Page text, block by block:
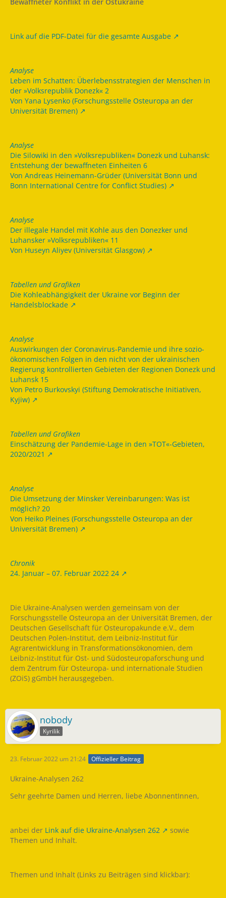
Link auf die PDF-Datei für die gesamte Ausgabe
Analyse
Leben im Schatten: Überlebensstrategien der Menschen in
der »Volksrepublik Donezk« 2
Von Yana Lysenko (Forschungsstelle Osteuropa an der
Universität Bremen)
Analyse
Die Silowiki in den »Volksrepubliken« Donezk und Luhansk:
Entstehung der bewaffneten Einheiten 6
Von Andreas Heinemann-Grüder (Universität Bonn und
Bonn International Centre for Conflict Studies)
Analyse
Der illegale Handel mit Kohle aus den Donezker und
Luhansker »Volksrepubliken« 11
Von Huseyn Aliyev (Universität Glasgow)
Tabellen und Grafiken
Die Kohleabhängigkeit der Ukraine vor Beginn der
Handelsblockade
Analyse
Auswirkungen der Coronavirus-Pandemie und ihre sozio-
ökonomischen Folgen in den nicht von der ukrainischen
Regierung kontrollierten Gebieten der Regionen Donezk und
Luhansk 15
Von Petro Burkovskyi (Stiftung Demokratische Initiativen,
Kyjiw)
Tabellen und Grafiken
Einschätzung der Pandemie-Lage in den »TOT«-Gebieten,
2020/2021
Analyse
Die Umsetzung der Minsker Vereinbarungen: Was ist
möglich? 20
Von Heiko Pleines (Forschungsstelle Osteuropa an der
Universität Bremen)
Chronik
24. Januar – 07. Februar 2022 24
Die Ukraine-Analysen werden gemeinsam von der
Forschungsstelle Osteuropa an der Universität Bremen, der
Deutschen Gesellschaft für Osteuropakunde e.V., dem
Deutschen Polen-Institut, dem Leibniz-Institut für
Agrarentwicklung in Transformationsökonomien, dem
Leibniz-Institut für Ost- und Südosteuropaforschung und
dem Zentrum für Osteuropa- und internationale Studien
(ZOiS) gGmbH herausgegeben.
nobody
Kyrilik
23. Februar 2022 um 21:24 Offizieller Beitrag
Ukraine-Analysen 262
Sehr geehrte Damen und Herren, liebe AbonnentInnen,
anbei der Link auf die Ukraine-Analysen 262
sowie
Themen und Inhalt.
Themen und Inhalt (Links zu Beiträgen sind klickbar):